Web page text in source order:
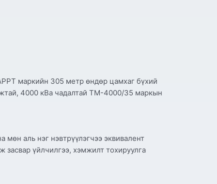
маркийн 305 метр өндөр цамхаг бүхий
4000 кВа чадалтай ТМ-4000/35 маркын
аль нэг нэвтрүүлэгчээ эквивалент
засвар үйлчилгээ, хэмжилт тохируулга